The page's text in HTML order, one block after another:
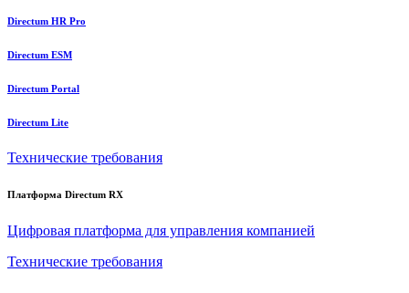
Directum HR Pro
Directum ESM
Directum Portal
Directum Lite
Технические требования
Платформа Directum RX
Цифровая платформа для управления компанией
Технические требования